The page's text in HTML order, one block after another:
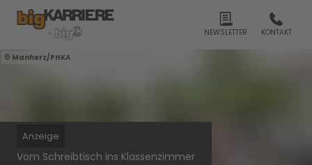
NEWSLETTER KONTAKT
Manherz/PHKA
Anzeige
Vom Schreibtisch ins Klassenzimmer